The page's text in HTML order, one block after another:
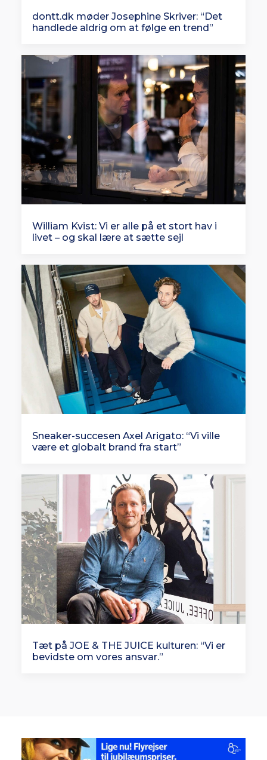
dontt.dk møder Josephine Skriver: “Det
handlede aldrig om at følge en trend”
William Kvist: Vi er alle på et stort hav i
livet – og skal lære at sætte sejl
Sneaker-succesen Axel Arigato: “Vi ville
være et globalt brand fra start”
Tæt på JOE & THE JUICE kulturen: “Vi er
bevidste om vores ansvar.”